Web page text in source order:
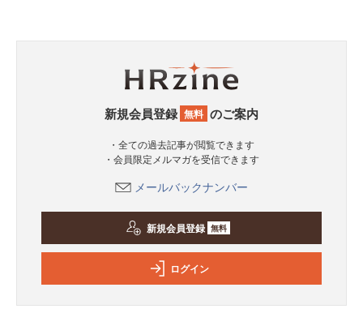
新規会員登録 無料 のご案内
・全ての過去記事が閲覧できます
・会員限定メルマガを受信できます
メールバックナンバー
新規会員登録 無料
ログイン